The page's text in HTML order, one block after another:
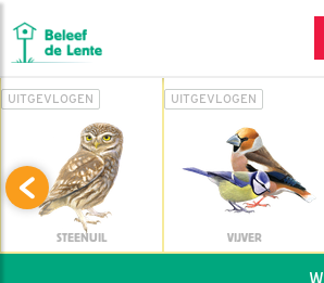
UITGEVLOGEN
STEENUIL
UITGEVLOGEN
VIJVER